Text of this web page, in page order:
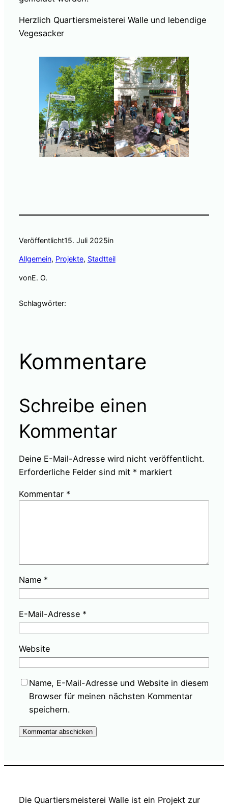
Herzlich Quartiersmeisterei Walle und lebendige
Vegesacker
Veröffentlicht15. Juli 2025in
Allgemein, Projekte, Stadtteil
vonE. O.
Schlagwörter:
Kommentare
Schreibe einen
Kommentar
Deine E-Mail-Adresse wird nicht veröffentlicht.
Erforderliche Felder sind mit * markiert
Kommentar *
Name *
E-Mail-Adresse *
Website
Name, E-Mail-Adresse und Website in diesem
Browser für meinen nächsten Kommentar
speichern.
Die Quartiersmeisterei Walle ist ein Projekt zur